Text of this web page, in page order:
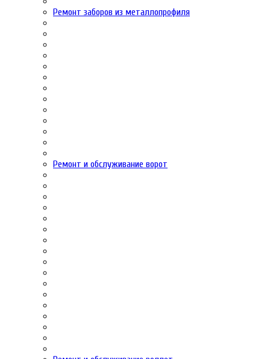
Ремонт заборов из металлопрофиля
Ремонт и обслуживание ворот